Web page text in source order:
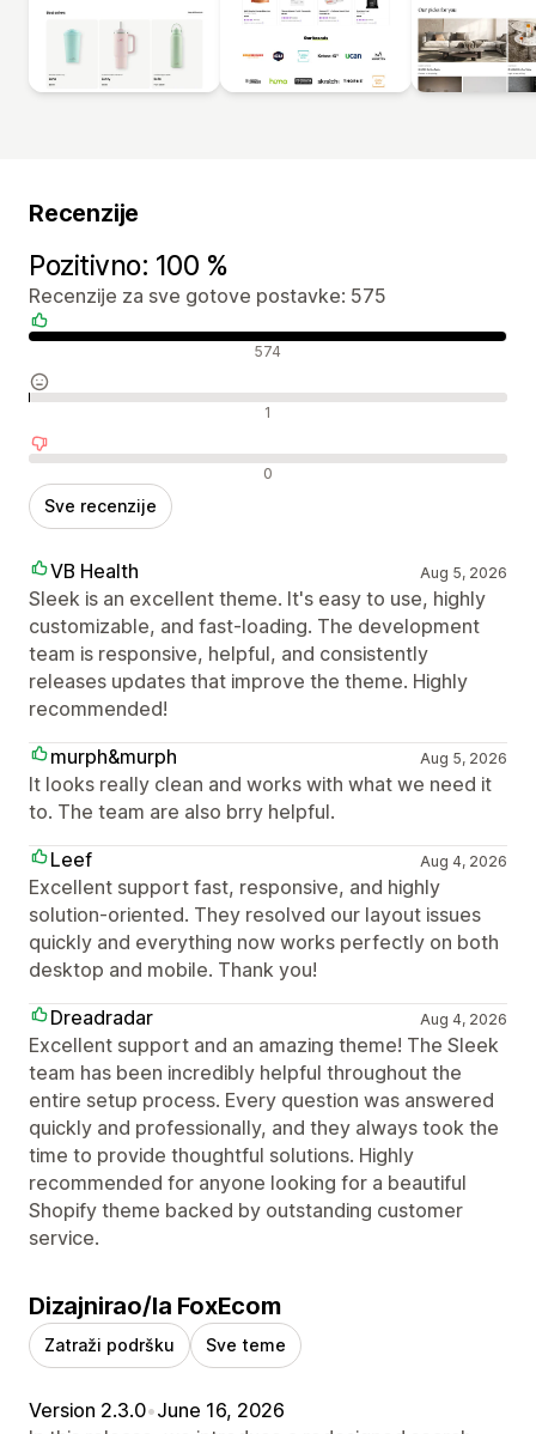
Recenzije
Pozitivno: 100 %
Recenzije za sve gotove postavke: 575
Pozitivne recenzije 574
Neutralne recenzije 1
Negativne recenzije 0
Sve recenzije
VB Health Aug 5, 2026
Sleek is an excellent theme. It's easy to use, highly
customizable, and fast-loading. The development
team is responsive, helpful, and consistently
releases updates that improve the theme. Highly
recommended!
murph&murph
Aug 5, 2026
It looks really clean and works with what we need it
to. The team are also brry helpful.
Leef
Aug 4, 2026
Excellent support fast, responsive, and highly
solution-oriented. They resolved our layout issues
quickly and everything now works perfectly on both
desktop and mobile. Thank you!
Dreadradar
Aug 4, 2026
Excellent support and an amazing theme! The Sleek
team has been incredibly helpful throughout the
entire setup process. Every question was answered
quickly and professionally, and they always took the
time to provide thoughtful solutions. Highly
recommended for anyone looking for a beautiful
Shopify theme backed by outstanding customer
service.
Dizajnirao/la FoxEcom
Zatraži podršku Sve teme
Version 2.3.0•June 16, 2026